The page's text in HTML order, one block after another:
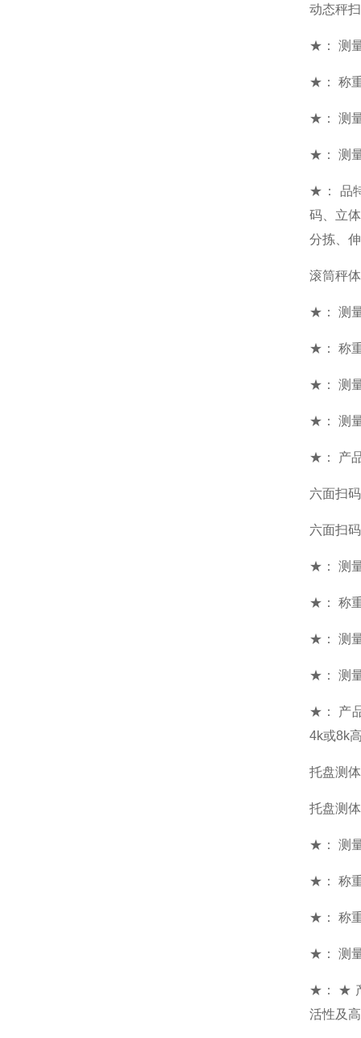
动态秤
★： 测
★： 称
★： 测
★： 测
★： 品
码、立
分拣、
滚筒秤
★： 测
★： 称
★： 测
★： 测
★： 产
六面扫
六面扫
★： 测
★： 称
★： 测
★： 测
★： 产
4k或8k
托盘测
托盘测
★： 测
★： 称
★： 称
★： 测
★： ★
活性及